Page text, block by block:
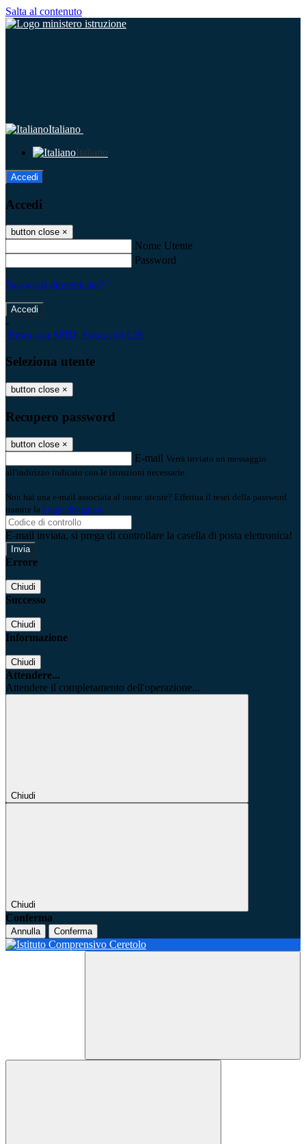
Salta al contenuto
Italiano
Italiano
Accedi
Accedi
button close ×
Nome Utente
Password
Password dimenticata?
-
Entra con SPID Entra con CIE
Seleziona utente
button close ×
Recupero password
button close ×
E-mail Verrà inviato un messaggio
all'indirizzo indicato con le istruzioni necessarie.
Non hai una e-mail associata al nome utente? Effettua il reset della password
tramite la Login Spaggiari
E-mail inviata, si prega di controllare la casella di posta elettronica!
Errore
Chiudi
Successo
Chiudi
Informazione
Chiudi
Attendere...
Attendere il completamento dell'operazione...
Chiudi
Chiudi
Conferma
Annulla Conferma